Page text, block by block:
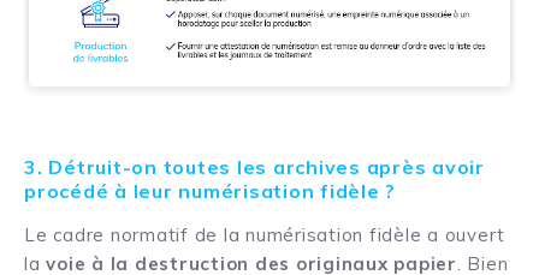
3. Détruit-on toutes les archives après avoir
procédé à leur numérisation fidèle ?
Le cadre normatif de la numérisation fidèle a ouvert
lavoie à la destruction des originaux papier. Bien